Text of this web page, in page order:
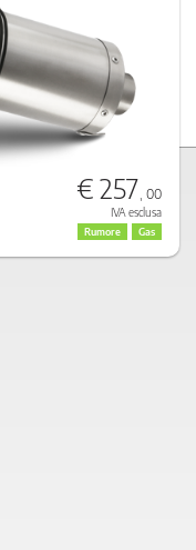
€ 257, 00
IVA esclusa
Rumore Gas